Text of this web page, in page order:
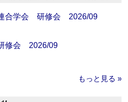
合学会 研修会 2026/09
修会 2026/09
もっと見る »